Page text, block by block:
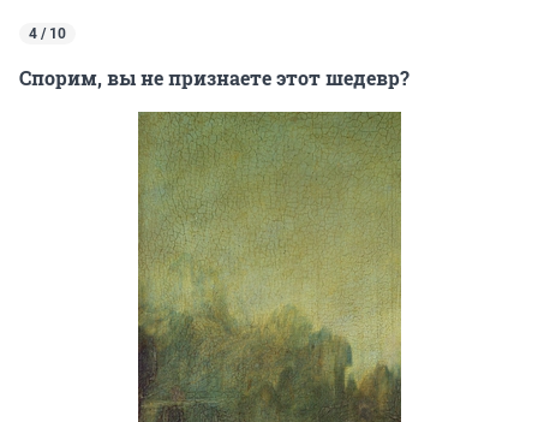
4 / 10
Спорим, вы не признаете этот шедевр?